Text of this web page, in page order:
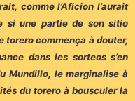
comme l’Aficion l’aurait
si une partie de son sitio
torero commença à douter,
dans les sorteos s’en
Mundillo, le marginalise à
du torero à bousculer la